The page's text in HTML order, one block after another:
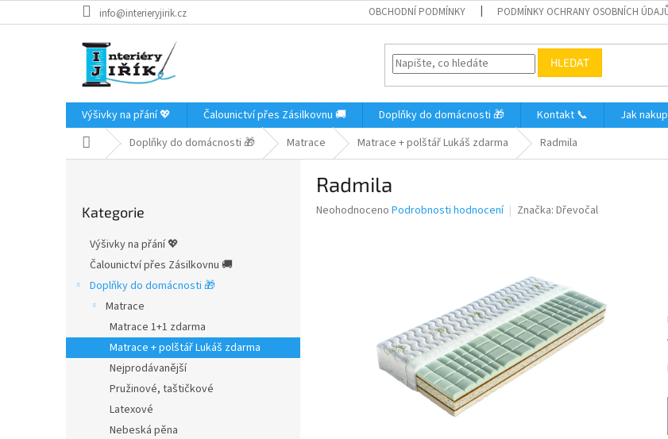
na
info@interieryjirik.cz OBCHODNÍ PODMÍNKY PODMÍNKY OCHRANY OSOBNÍCH
HLEDAT
Výšivky na přání 💖 Čalounictví přes Zásilkovnu 🚚 Doplňky do domácnosti 🎁 Kontakt 📞
Jak
Domů Doplňky do domácnosti 🎁 Matrace Matrace + polštář Lukáš zdarma Radmila
a
n
kategorie
Kategorie
Výšivky na přání 💖
Čalounictví přes Zásilkovnu 🚚
Doplňky do domácnosti 🎁
Matrace
Matrace 1+1 zdarma
Matrace + polštář Lukáš zdarma
Nejprodávanější
Pružinové, taštičkové
Latexové
Nebeská pěna
Radmila
Průměrné
Neohodnoceno Podrobnosti hodnocení Značka: Dřevočal